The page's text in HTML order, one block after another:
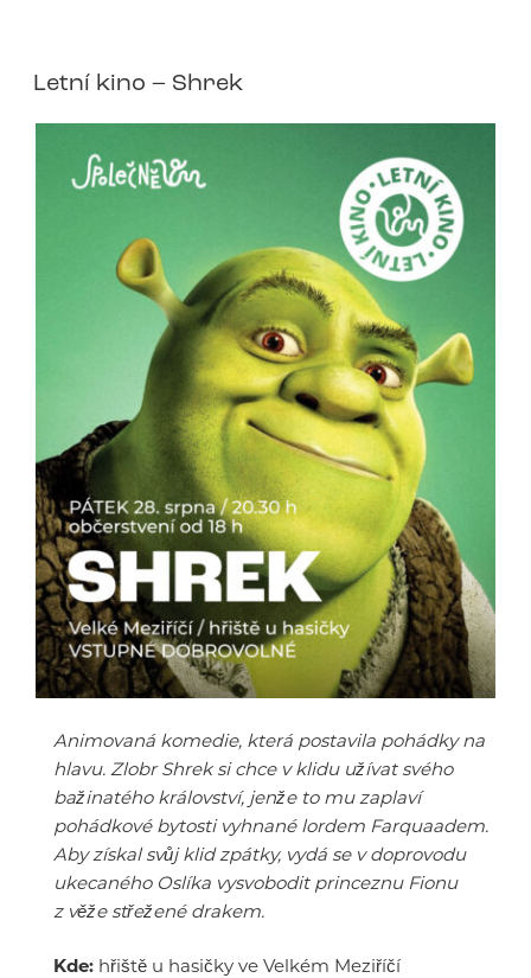
Letní kino – Shrek
Animovaná komedie, která postavila pohádky na
hlavu. Zlobr Shrek si chce v klidu užívat svého
bažinatého království, jenže to mu zaplaví
pohádkové bytosti vyhnané lordem Farquaadem.
Aby získal svůj klid zpátky, vydá se v doprovodu
ukecaného Oslíka vysvobodit princeznu Fionu
z věže střežené drakem.
Kde: hřiště u hasičky ve Velkém Meziříčí